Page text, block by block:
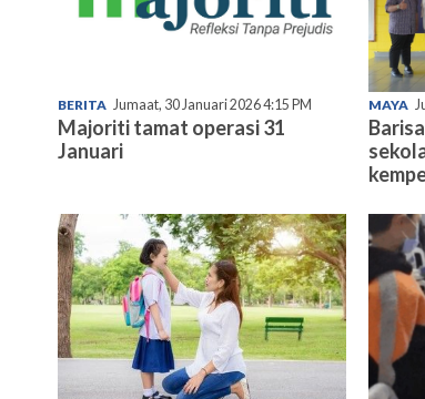
BERITA Jumaat, 30 Januari 2026 4:15 PM
Majoriti tamat operasi 31
Januari
MAYA